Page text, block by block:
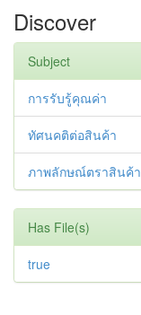
Discover
Subject
การรับรู้คุณค่า
ทัศนคติต่อสินค้า
ภาพลักษณ์ตราสินค้า
Has File(s)
true